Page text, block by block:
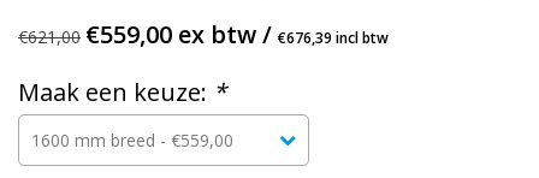
€621,00 €559,00 ex btw /€676,39 incl btw
Maak een keuze: *